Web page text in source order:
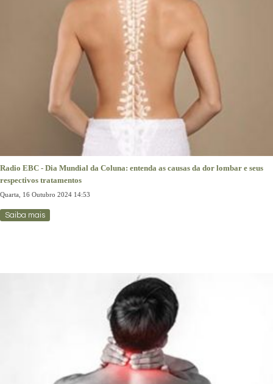
Radio EBC - Dia Mundial da Coluna: entenda as causas da dor lombar e seus
respectivos tratamentos
Quarta, 16 Outubro 2024 14:53
Saiba mais